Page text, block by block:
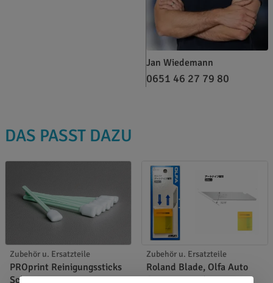
Jan Wiedemann
0651 46 27 79 80
DAS PASST DAZU
Zubehör u. Ersatzteile
PROprint Reinigungssticks
Schwamm
Zubehör u. Ersatzteile
Roland Blade, Olfa Auto
Cutter XB10 / Art.